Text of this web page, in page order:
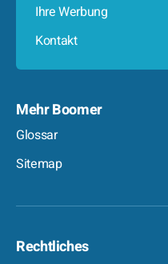
Ihre Werbung
Kontakt
Mehr Boomer
Glossar
Sitemap
Rechtliches